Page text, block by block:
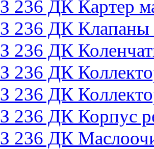
236 ДК Картер
236 ДК Клапаны
236 ДК
236 ДК
236 ДК
236 ДК Корпус
236 ДК